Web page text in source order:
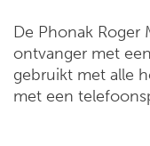
De Phonak Roger
ontvanger met
gebruikt met alle
met een